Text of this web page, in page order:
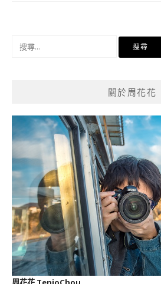
關於周花花